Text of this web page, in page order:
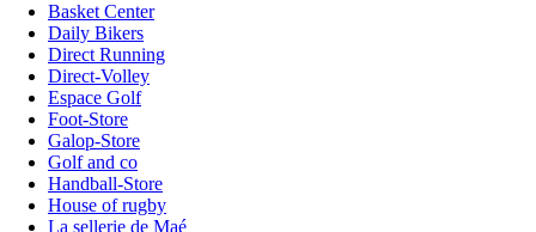
Basket Center
Daily Bikers
Direct Running
Direct-Volley
Espace Golf
Foot-Store
Galop-Store
Golf and co
Handball-Store
House of rugby
La sellerie de Maé